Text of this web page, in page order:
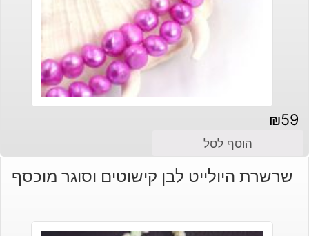
₪59
הוסף לסל
שרשרת היולייט לבן קישוטים וסוגר מוכסף